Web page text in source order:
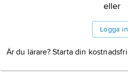
eller
Logga in
Är du lärare? Starta din